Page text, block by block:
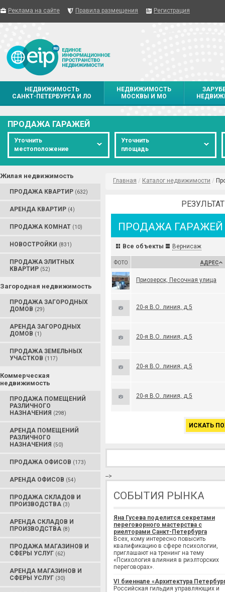
Реклама на сайте Правила размещения Регистрация
НЕДВИЖИМОСТЬ
САНКТ-ПЕТЕРБУРГА И ЛО
НЕДВИЖИМОСТЬ
МОСКВЫ И МО
ПРОДАЖА ГАРАЖЕЙ
Уточнить
местоположение
Уточнить
площадь
Жилая недвижимость
ПРОДАЖА КВАРТИР (632)
АРЕНДА КВАРТИР (4)
ПРОДАЖА КОМНАТ (10)
НОВОСТРОЙКИ (831)
ПРОДАЖА ЭЛИТНЫХ
КВАРТИР (52)
Загородная недвижимость
ПРОДАЖА ЗАГОРОДНЫХ
ДОМОВ (29)
АРЕНДА ЗАГОРОДНЫХ
ДОМОВ (1)
ПРОДАЖА ЗЕМЕЛЬНЫХ
УЧАСТКОВ (117)
Коммерческая
недвижимость
ПРОДАЖА ПОМЕЩЕНИЙ
РАЗЛИЧНОГО
НАЗНАЧЕНИЯ (298)
АРЕНДА ПОМЕЩЕНИЙ
РАЗЛИЧНОГО
НАЗНАЧЕНИЯ (50)
ПРОДАЖА ОФИСОВ (173)
АРЕНДА ОФИСОВ (54)
ПРОДАЖА СКЛАДОВ И
ПРОИЗВОДСТВА (3)
АРЕНДА СКЛАДОВ И
ПРОИЗВОДСТВА (8)
ПРОДАЖА МАГАЗИНОВ И
СФЕРЫ УСЛУГ (62)
АРЕНДА МАГАЗИНОВ И
СФЕРЫ УСЛУГ (30)
Главная / Каталог недвижимости /
ПРОДАЖА ГАРАЖЕЙ
Все объекты Вернисаж
ФОТО АДРЕС
Приозерск, Песочная улица
20-я В.О. линия, д.5
20-я В.О. линия, д.5
20-я В.О. линия, д.5
20-я В.О. линия, д.5
ИСКАТЬ
-->
СОБЫТИЯ РЫНКА
Яна Гусева поделится секретами
переговорного мастерства с
риелторами Санкт-Петербурга
Всех, кому интересно повысить
квалификацию в сфере психологии,
приглашают на тренинг на тему
«Психология влияния в риэлторских
переговорах».
VI биеннале «Архитектура
Российская гильдия управляющих и